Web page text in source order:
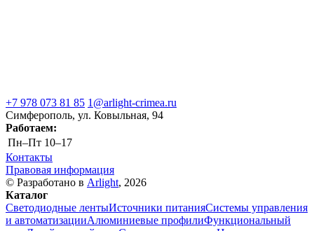
+7 978 073 81 85 1@arlight-crimea.ru
Симферополь, ул. Ковыльная, 94
Работаем:
Пн–Пт 10–17
Контакты
Правовая информация
© Разработано в Arlight, 2026
Каталог
Светодиодные лентыИсточники питанияСистемы управления
и автоматизацииАлюминиевые профилиФункциональный